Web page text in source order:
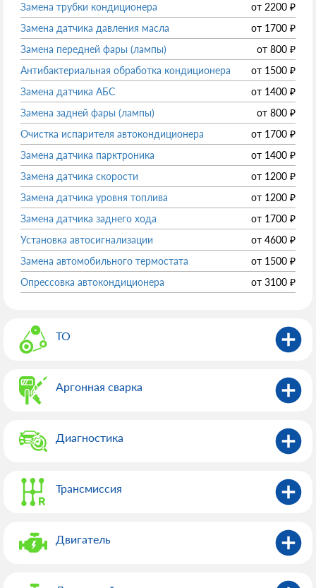
Замена трубки кондиционера
от 2200 ₽
Замена датчика давления масла
от 1700 ₽
Замена передней фары (лампы)
от 800 ₽
Антибактериальная обработка кондиционера
от 1500 ₽
Замена датчика АБС
от 1400 ₽
Замена задней фары (лампы)
от 800 ₽
Очистка испарителя автокондиционера
от 1700 ₽
Замена датчика парктроника
от 1400 ₽
Замена датчика скорости
от 1200 ₽
Замена датчика уровня топлива
от 1200 ₽
Замена датчика заднего хода
от 1700 ₽
Установка автосигнализации
от 4600 ₽
Замена автомобильного термостата
от 1500 ₽
Опрессовка автокондиционера
от 3100 ₽
ТО
Аргонная сварка
Диагностика
Трансмиссия
Двигатель